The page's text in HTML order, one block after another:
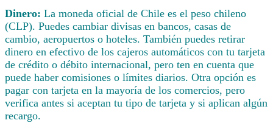
Dinero: La moneda oficial de Chile es el peso chileno
(CLP). Puedes cambiar divisas en bancos, casas de
cambio, aeropuertos o hoteles. También puedes retirar
dinero en efectivo de los cajeros automáticos con tu tarjeta
de crédito o débito internacional, pero ten en cuenta que
puede haber comisiones o límites diarios. Otra opción es
pagar con tarjeta en la mayoría de los comercios, pero
verifica antes si aceptan tu tipo de tarjeta y si aplican algún
recargo.